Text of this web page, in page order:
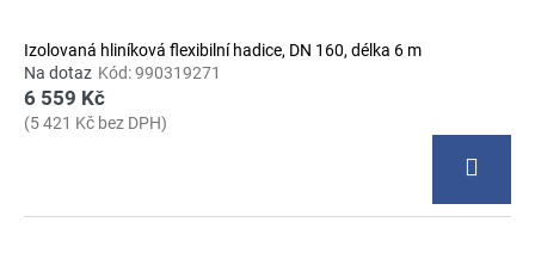
Izolovaná hliníková flexibilní hadice, DN 160, délka 6 m
Na dotaz Kód:990319271
6 559 Kč
(5 421 Kč bez DPH)